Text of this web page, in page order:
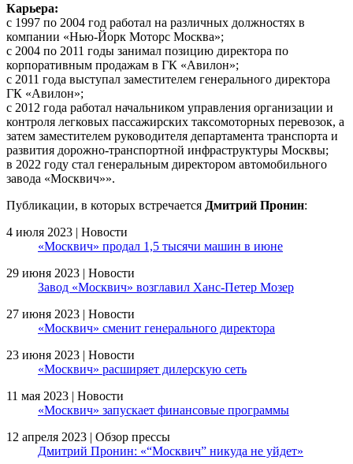
Карьера:
с 1997 по 2004 год работал на различных должностях в
компании «Нью-Йорк Моторс Москва»;
с 2004 по 2011 годы занимал позицию директора по
корпоративным продажам в ГК «Авилон»;
с 2011 года выступал заместителем генерального директора
ГК «Авилон»;
с 2012 года работал начальником управления организации и
контроля легковых пассажирских таксомоторных перевозок, а
затем заместителем руководителя департамента транспорта и
развития дорожно-транспортной инфраструктуры Москвы;
в 2022 году стал генеральным директором автомобильного
завода «Москвич»».
Публикации, в которых встречается Дмитрий Пронин:
4 июля 2023 | Новости
«Москвич» продал 1,5 тысячи машин в июне
29 июня 2023 | Новости
Завод «Москвич» возглавил Ханс-Петер Мозер
27 июня 2023 | Новости
«Москвич» сменит генерального директора
23 июня 2023 | Новости
«Москвич» расширяет дилерскую сеть
11 мая 2023 | Новости
«Москвич» запускает финансовые программы
12 апреля 2023 | Обзор прессы
Дмитрий Пронин: «“Москвич” никуда не уйдет»